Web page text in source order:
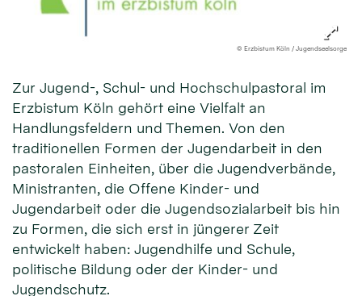
© Erzbistum Köln / Jugendseelsorge
Zur Jugend-, Schul- und Hochschulpastoral im
Erzbistum Köln gehört eine Vielfalt an
Handlungsfeldern und Themen. Von den
traditionellen Formen der Jugendarbeit in den
pastoralen Einheiten, über die Jugendverbände,
Ministranten, die Offene Kinder- und
Jugendarbeit oder die Jugendsozialarbeit bis hin
zu Formen, die sich erst in jüngerer Zeit
entwickelt haben: Jugendhilfe und Schule,
politische Bildung oder der Kinder- und
Jugendschutz.